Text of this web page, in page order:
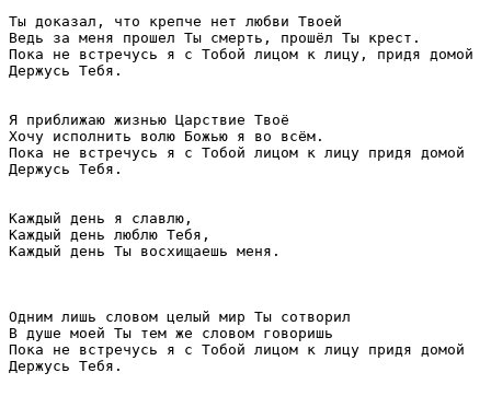
Ты доказал, что крепче нет любви Твоей
Ведь за меня прошел Ты смерть, прошёл Ты крест.
Пока не встречусь я с Тобой лицом к лицу, придя домой
Держусь Тебя.
Я приближаю жизнью Царствие Твоё
Хочу исполнить волю Божью я во всём.
Пока не встречусь я с Тобой лицом к лицу придя домой
Держусь Тебя.
Каждый день я славлю,
Каждый день люблю Тебя,
Каждый день Ты восхищаешь меня.
Одним лишь словом целый мир Ты сотворил
В душе моей Ты тем же словом говоришь
Пока не встречусь я с Тобой лицом к лицу придя домой
Держусь Тебя.